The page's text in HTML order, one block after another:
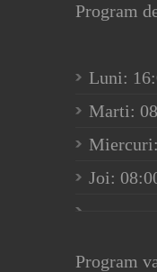
Program
Luni:
Marti:
Joi:
Program